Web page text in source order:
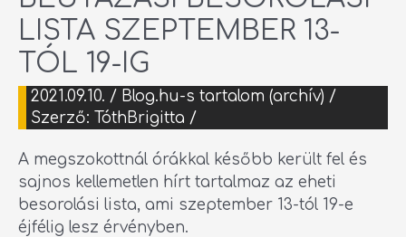
LISTA SZEPTEMBER 13-
TÓL 19-IG
2021.09.10. / Blog.hu-s tartalom (archív) /
Szerző: TóthBrigitta /
A megszokottnál órákkal később került fel és
sajnos kellemetlen hírt tartalmaz az eheti
besorolási lista, ami szeptember 13-tól 19-e
éjfélig lesz érvényben.